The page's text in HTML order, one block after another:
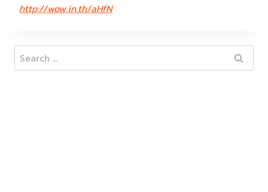
http://wow.in.th/aHfN
Search
for: